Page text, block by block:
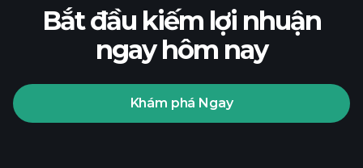
Playtrade
Tournaments
nhà môi
Bắt đầu kiếm lợi nhuận
ngay hôm nay
Khám phá Ngay